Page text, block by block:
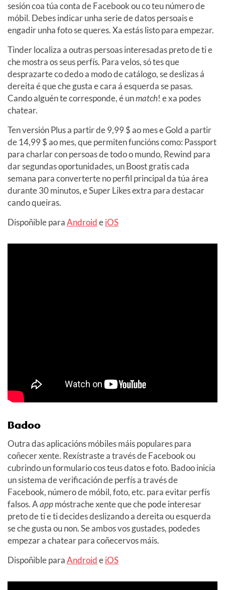
sesión coa túa conta de Facebook ou co teu número de
móbil. Debes indicar unha serie de datos persoais e
engadir unha foto se queres. Xa estás listo para empezar.
Tinder localiza a outras persoas interesadas preto de ti e
che mostra os seus perfís. Para velos, só tes que
desprazarte co dedo a modo de catálogo, se deslizas á
dereita é que che gusta e cara á esquerda se pasas.
Cando alguén te corresponde, é unmatch! e xa podes
chatear.
Ten versión Plus a partir de 9,99 $ ao mes e Gold a partir
de 14,99 $ ao mes, que permiten funcións como: Passport
para charlar con persoas de todo o mundo, Rewind para
dar segundas oportunidades, un Boost gratis cada
semana para converterte no perfil principal da túa área
durante 30 minutos, e Super Likes extra para destacar
cando queiras.
Dispoñible paraAndroideiOS
Badoo
Outra das aplicacións móbiles máis populares para
coñecer xente. Rexístraste a través de Facebook ou
cubrindo un formulario cos teus datos e foto. Badoo inicia
un sistema de verificación de perfís a través de
Facebook, número de móbil, foto, etc. para evitar perfís
falsos. Aappmóstrache xente que che pode interesar
preto de ti e ti decides deslizando a dereita ou esquerda
se che gusta ou non. Se ambos vos gustades, podedes
empezar a chatear para coñecervos máis.
Dispoñible paraAndroideiOS